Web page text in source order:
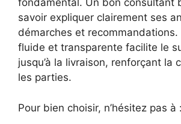
fondamental. Un bon consultant
savoir expliquer clairement ses
démarches et recommandations.
fluide et transparente facilite le
jusqu’à la livraison, renforçant la
les parties.
Pour bien choisir, n’hésitez pas à :